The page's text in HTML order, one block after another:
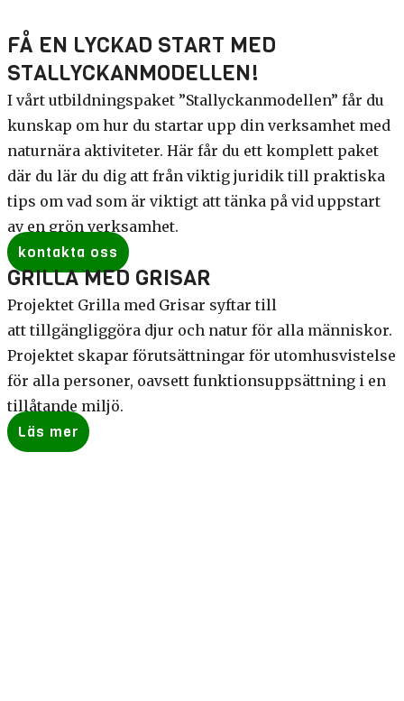
FÅ EN LYCKAD START MED
STALLYCKANMODELLEN!
I vårt utbildningspaket ”Stallyckanmodellen” får du
kunskap om hur du startar upp din verksamhet med
naturnära aktiviteter. Här får du ett komplett paket
där du lär du dig att från viktig juridik till praktiska
tips om vad som är viktigt att tänka på vid uppstart
av en grön verksamhet.
kontakta oss
GRILLA MED GRISAR
Projektet Grilla med Grisar syftar till
att tillgängliggöra djur och natur för alla människor.
Projektet skapar förutsättningar för utomhusvistelse
för alla personer, oavsett funktionsuppsättning i en
tillåtande miljö.
Läs mer